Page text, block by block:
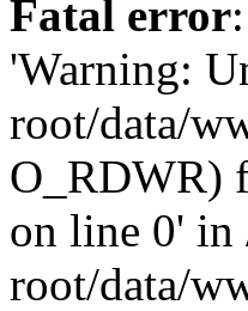
Fatal error
'Warning:
root/data/
O_RDWR)
on line 0'
root/data/